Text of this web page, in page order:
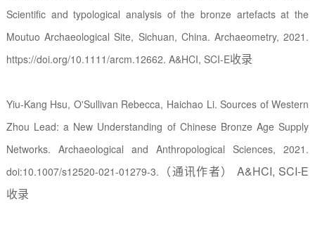
Scientific and typological analysis of the bronze artefacts at the
Moutuo Archaeological Site, Sichuan, China. Archaeometry, 2021.
https://doi.org/10.1111/arcm.12662. A&HCI, SCI-E收录
Yiu-Kang Hsu, O'Sullivan Rebecca, Haichao Li. Sources of Western
Zhou Lead: a New Understanding of Chinese Bronze Age Supply
Networks. Archaeological and Anthropological Sciences, 2021.
doi:10.1007/s12520-021-01279-3.
（通讯作者）
A&HCI, SCI-E
收录